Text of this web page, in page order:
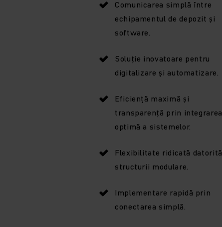
Comunicarea simplă între
echipamentul de depozit și
software.
Soluție inovatoare pentru
digitalizare și automatizare.
Eficiență maximă și
transparență prin integrarea
optimă a sistemelor.
Flexibilitate ridicată datorită
structurii modulare.
Implementare rapidă prin
conectarea simplă.